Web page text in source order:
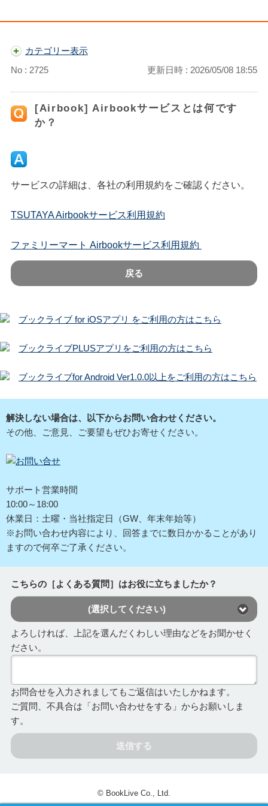
カテゴリー表示
No : 2725
更新日時 : 2026/05/08 18:55
[Airbook] Airbookサービスとは何です
か？
サービスの詳細は、各社の利用規約をご確認ください。
TSUTAYA Airbookサービス利用規約
ファミリーマート Airbookサービス利用規約
戻る
ブックライブ for iOSアプリ をご利用の方はこちら
ブックライブPLUSアプリをご利用の方はこちら
ブックライブfor Android Ver1.0.0以上をご利用の方はこちら
解決しない場合は、以下からお問い合わせください。
その他、ご意見、ご要望もぜひお寄せください。
サポート営業時間
10:00～18:00
休業日：土曜・当社指定日（GW、年末年始等）
※お問い合わせ内容により、回答までに数日かかることがあり
ますので何卒ご了承ください。
こちらの［よくある質問］はお役に立ちましたか？
(選択してください)
よろしければ、上記を選んだくわしい理由などをお聞かせく
ださい。
お問合せを入力されましてもご返信はいたしかねます。
ご質問、不具合は「お問い合わせをする」からお願いしま
す。
送信する
© BookLive Co., Ltd.